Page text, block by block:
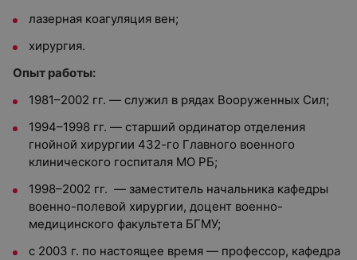
лазерная коагуляция вен;
хирургия.
Опыт работы:
1981–2002 гг. — служил в рядах Вооруженных Сил;
1994–1998 гг. — старший ординатор отделения
гнойной хирургии 432-го Главного военного
клинического госпиталя МО РБ;
1998–2002 гг. — заместитель начальника кафедры
военно-полевой хирургии, доцент военно-
медицинского факультета БГМУ;
с 2003 г. по настоящее время — профессор, кафедра